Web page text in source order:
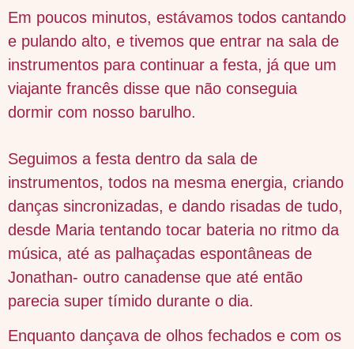
Em poucos minutos, estávamos todos cantando
e pulando alto, e tivemos que entrar na sala de
instrumentos para continuar a festa, já que um
viajante francês disse que não conseguia
dormir com nosso barulho.
Seguimos a festa dentro da sala de
instrumentos, todos na mesma energia, criando
danças sincronizadas, e dando risadas de tudo,
desde Maria tentando tocar bateria no ritmo da
música, até as palhaçadas espontâneas de
Jonathan- outro canadense que até então
parecia super tímido durante o dia.
Enquanto dançava de olhos fechados e com os